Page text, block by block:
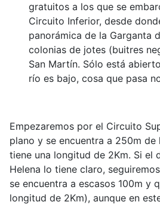
gratuitos a los que se
Circuito Inferior, desde
panorámica de la Garganta
colonias de jotes (buitres
San Martín. Sólo está
río es bajo, cosa que pasa
Empezaremos por el Circuito
plano y se encuentra a 250m de
tiene una longitud de 2Km. Si el
Helena lo tiene claro,
se encuentra a escasos 100m y
longitud de 2Km), aunque en